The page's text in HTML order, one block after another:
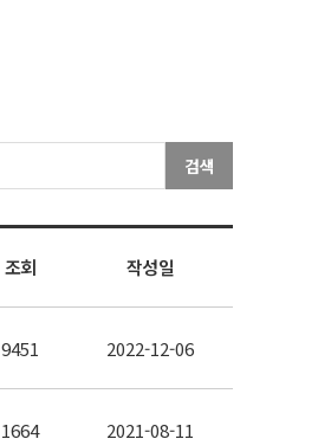
검색
조회 작성일
9451 2022-12-06
1664 2021-08-11